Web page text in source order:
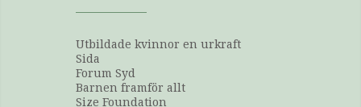
Utbildade kvinnor en urkraft
Sida
Forum Syd
Barnen framför allt
Size Foundation